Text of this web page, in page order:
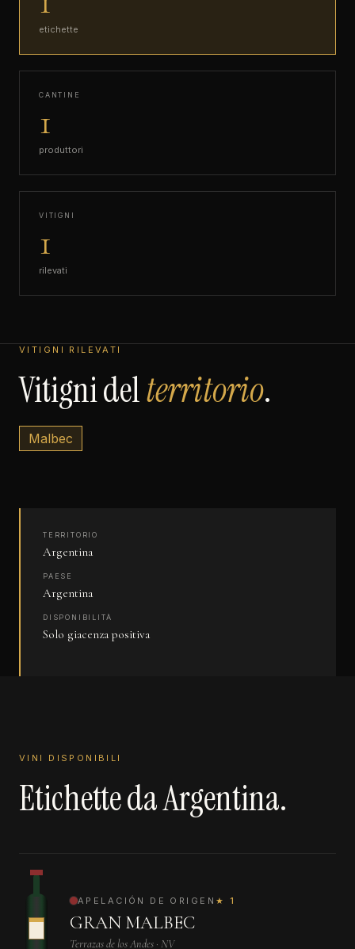
etichette
CANTINE
1
produttori
VITIGNI
1
rilevati
VITIGNI RILEVATI
Vitigni delterritorio.
Malbec
TERRITORIO
Argentina
PAESE
Argentina
DISPONIBILITÀ
Solo giacenza positiva
VINI DISPONIBILI
Etichette da Argentina.
APELACIÓN DE ORIGEN ★ 1
GRAN MALBEC
Terrazas de los Andes · NV